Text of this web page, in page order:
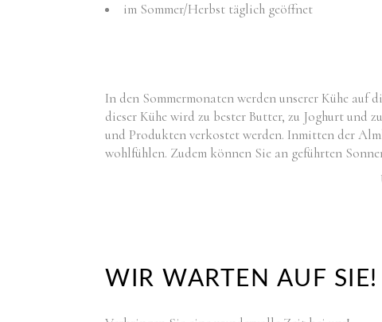
im Sommer/Herbst täglich geöffnet
In den Sommermonaten werden unserer Kühe
dieser Kühe wird zu bester Butter, zu Joghurt und
und Produkten verkostet werden. Inmitten der
wohlfühlen. Zudem können Sie an geführten
WIR WARTEN AUF SIE!